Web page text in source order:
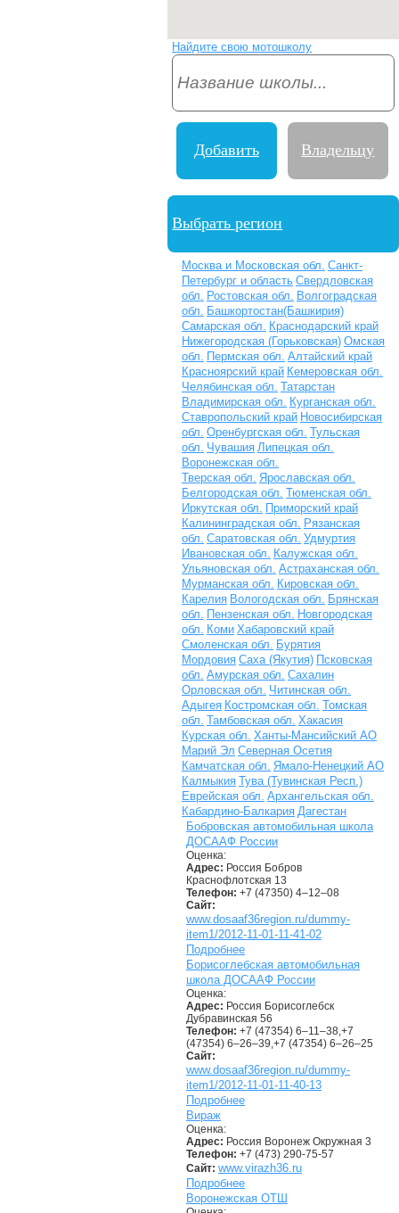
Найдите свою мотошколу
Добавить Владельцу
Выбрать регион
Москва и Московская обл. Санкт-
Петербург и область Свердловская
обл. Ростовская обл. Волгоградская
обл. Башкортостан(Башкирия)
Самарская обл. Краснодарский край
Нижегородская (Горьковская) Омская
обл. Пермская обл. Алтайский край
Красноярский край Кемеровская обл.
Челябинская обл. Татарстан
Владимирская обл. Курганская обл.
Ставропольский край Новосибирская
обл. Оренбургская обл. Тульская
обл. Чувашия Липецкая обл.
Воронежская обл.
Тверская обл. Ярославская обл.
Белгородская обл. Тюменская обл.
Иркутская обл. Приморский край
Калининградская обл. Рязанская
обл. Саратовская обл. Удмуртия
Ивановская обл. Калужская обл.
Ульяновская обл. Астраханская обл.
Мурманская обл. Кировская обл.
Карелия Вологодская обл. Брянская
обл. Пензенская обл. Новгородская
обл. Коми Хабаровский край
Смоленская обл. Бурятия
Мордовия Саха (Якутия) Псковская
обл. Амурская обл. Сахалин
Орловская обл. Читинская обл.
Адыгея Костромская обл. Томская
обл. Тамбовская обл. Хакасия
Курская обл. Ханты-Мансийский АО
Марий Эл Северная Осетия
Камчатская обл. Ямало-Ненецкий АО
Калмыкия Тува (Тувинская Респ.)
Еврейская обл. Архангельская обл.
Кабардино-Балкария Дагестан
Бобровская автомобильная школа
ДОСААФ России
Оценка:
Адрес: Россия Бобров
Краснофлотская 13
Телефон: +7 (47350) 4–12–08
Сайт:
www.dosaaf36region.ru/dummy-
item1/2012-11-01-11-41-02
Подробнее
Борисоглебская автомобильная
школа ДОСААФ России
Оценка:
Адрес: Россия Борисоглебск
Дубравинская 56
Телефон: +7 (47354) 6–11–38,+7
(47354) 6–26–39,+7 (47354) 6–26–25
Сайт:
www.dosaaf36region.ru/dummy-
item1/2012-11-01-11-40-13
Подробнее
Вираж
Оценка:
Адрес: Россия Воронеж Окружная 3
Телефон: +7 (473) 290-75-57
Сайт: www.virazh36.ru
Подробнее
Воронежская ОТШ